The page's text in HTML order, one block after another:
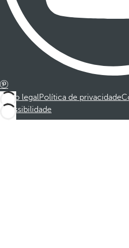
Aviso legalPolítica de privacidade
Acessibilidade